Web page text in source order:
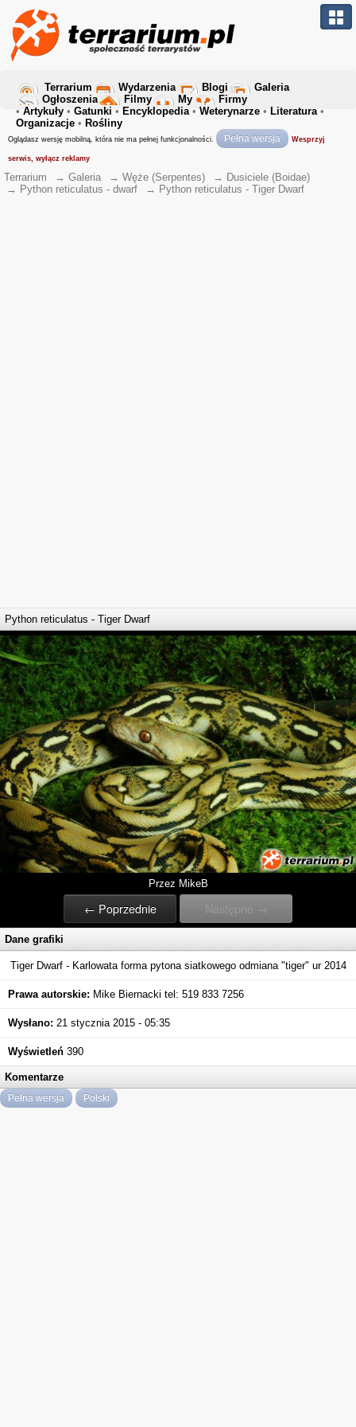
Terrarium Wydarzenia Blogi
Galeria
Ogłoszenia
Filmy My
Firmy
• Artykuły • Gatunki • Encyklopedia• Weterynarze • Literatura•
Organizacje • Rośliny
Oglądasz wersję mobilną, która nie ma pełnej funkcjonalności. Pełna wersja Wesprzyj
serwis, wyłącz reklamy
Terrarium → Galeria → Węże (Serpentes) → Dusiciele (Boidae)
→ Python reticulatus - dwarf → Python reticulatus - Tiger Dwarf
Python reticulatus - Tiger Dwarf
Przez MikeB
← Poprzednie Następne →
Dane grafiki
Tiger Dwarf - Karlowata forma pytona siatkowego odmiana "tiger" ur 2014
Prawa autorskie: Mike Biernacki tel: 519 833 7256
Wysłano: 21 stycznia 2015 - 05:35
Wyświetleń 390
Komentarze
Pełna wersja Polski